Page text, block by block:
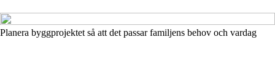
Planera byggprojektet så att det passar familjens behov och vardag